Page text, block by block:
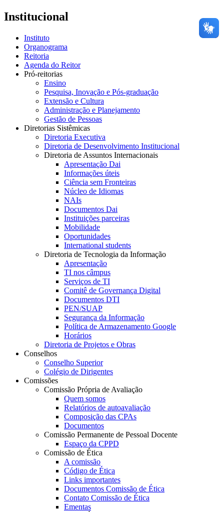
Institucional
Instituto
Organograma
Reitoria
Agenda do Reitor
Pró-reitorias
Ensino
Pesquisa, Inovação e Pós-graduação
Extensão e Cultura
Administração e Planejamento
Gestão de Pessoas
Diretorias Sistêmicas
Diretoria Executiva
Diretoria de Desenvolvimento Institucional
Diretoria de Assuntos Internacionais
Apresentação Dai
Informações úteis
Ciência sem Fronteiras
Núcleo de Idiomas
NAIs
Documentos Dai
Instituições parceiras
Mobilidade
Oportunidades
International students
Diretoria de Tecnologia da Informação
Apresentação
TI nos câmpus
Serviços de TI
Comitê de Governança Digital
Documentos DTI
PEN/SUAP
Segurança da Informação
Política de Armazenamento Google
Horários
Diretoria de Projetos e Obras
Conselhos
Conselho Superior
Colégio de Dirigentes
Comissões
Comissão Própria de Avaliação
Quem somos
Relatórios de autoavaliação
Composição das CPAs
Documentos
Comissão Permanente de Pessoal Docente
Espaço da CPPD
Comissão de Ética
A comissão
Código de Ética
Links importantes
Documentos Comissão de Ética
Contato Comissão de Ética
Ementas